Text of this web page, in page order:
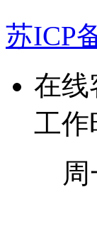
苏ICP
在线
工作